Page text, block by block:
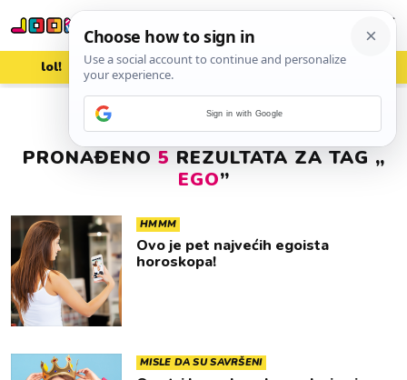
lol! aww vrh! woot?!
PRONAĐENO 5 REZULTATA ZA TAG „
EGO”
HMMM
Ovo je pet najvećih egoista
horoskopa!
MISLE DA SU SAVRŠENI
Sign in with Google